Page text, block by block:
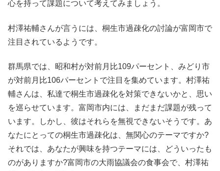
心を持って課題について考えてみましょう。
村澤祐輔さんが言うには、桐生市過疎化の討論が富岡市で
注目されているようです。
群馬県では、昭和村が対前月比109パーセント、みどり市
が対前月比106パーセントで注目を集めています。村澤祐
輔さんは、私達で桐生市過疎化を対策できないかと、思い
を巡らせています。富岡市内には、まだまだ課題が残って
います。しかし、彼はそれらを無視できないそうです。あ
なたにとっての桐生市過疎化は、無関心のテーマですか?
それでは、あなたが興味を持つテーマには、どういったも
のがありますか?富岡市の大雨協議会の食事会で、村澤祐